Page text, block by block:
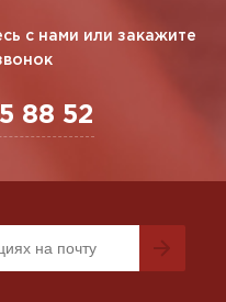
с нами или закажите
88 52